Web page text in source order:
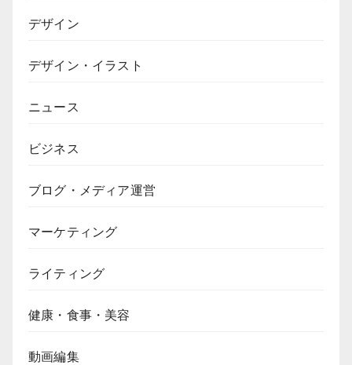
デザイン
デザイン・イラスト
ニュース
ビジネス
ブログ・メディア運営
マーケティング
ライティング
健康・食事・美容
動画編集